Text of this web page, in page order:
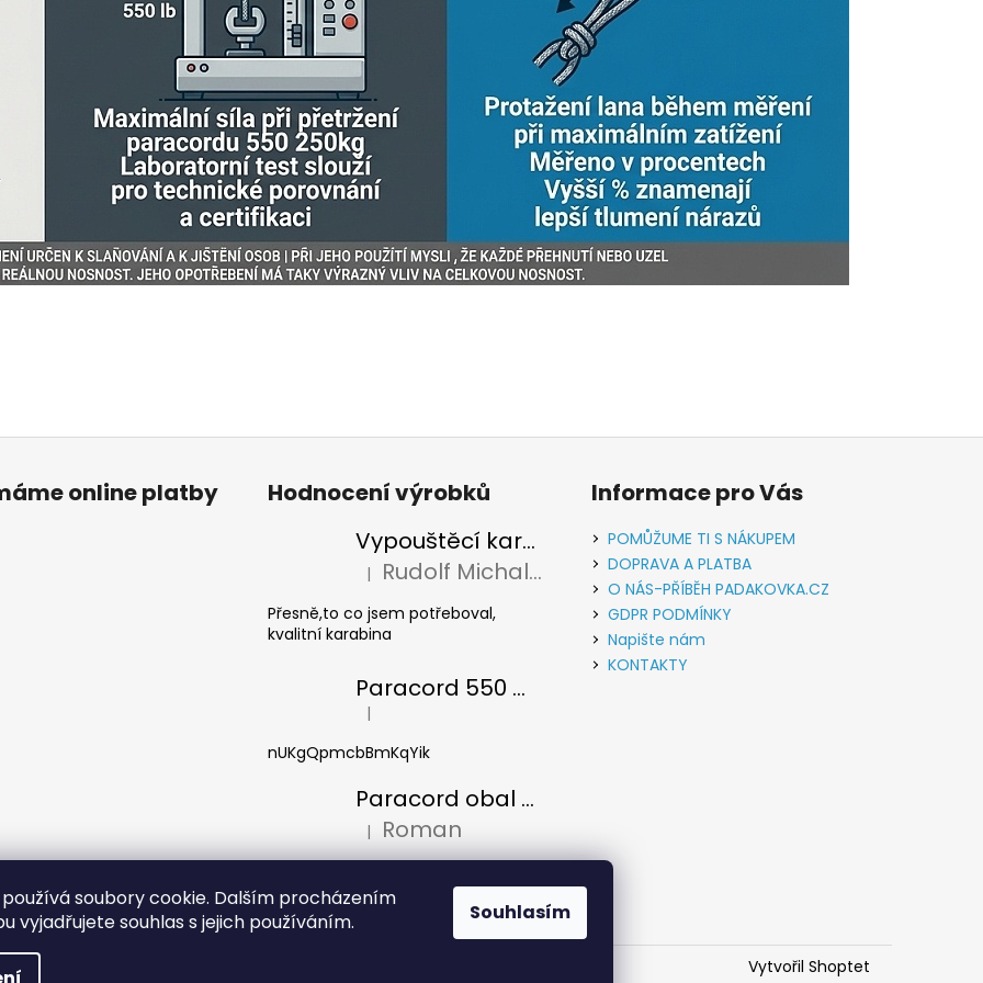
soubory cookie. Dalším procházením
vyjadřujete souhlas s jejich používáním.
Souhlasím
online platby
Hodnocení výrobků
Vypouštěcí karabina kovová stříbrná
Hodnocení produktu je 5 z 5 hvězdiček.
| Rudolf Michalec
Přesně,to co jsem potřeboval,
kvalitní karabina
Paracord 550 metráž Světle zelená
Hodnocení produktu je 5 z 5 hvězdiček.
|
nUKgQpmcbBmKqYik
Paracord obal na láhev
Hodnocení produktu je 5 z 5 hvězdiček.
| Roman
(síťku)na láhev Nalgene 1 litr se
širokým hrdlem, takže zaslanou...
Informace pro Vás
POMŮŽUME TI S NÁKUPEM
DOPRAVA A PLATBA
O NÁS-PŘÍBĚH PADAKOVKA.CZ
GDPR PODMÍNKY
Napište nám
KONTAKTY
Vytvořil Shoptet